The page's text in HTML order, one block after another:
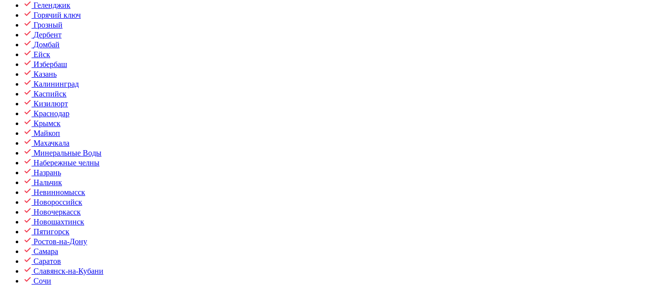
Геленджик
Горячий ключ
Грозный
Дербент
Домбай
Ейск
Избербаш
Казань
Калининград
Каспийск
Кизилюрт
Краснодар
Крымск
Майкоп
Махачкала
Минеральные Воды
Набережные челны
Назрань
Нальчик
Невинномысск
Новороссийск
Новочеркасск
Новошахтинск
Пятигорск
Ростов-на-Дону
Самара
Саратов
Славянск-на-Кубани
Сочи